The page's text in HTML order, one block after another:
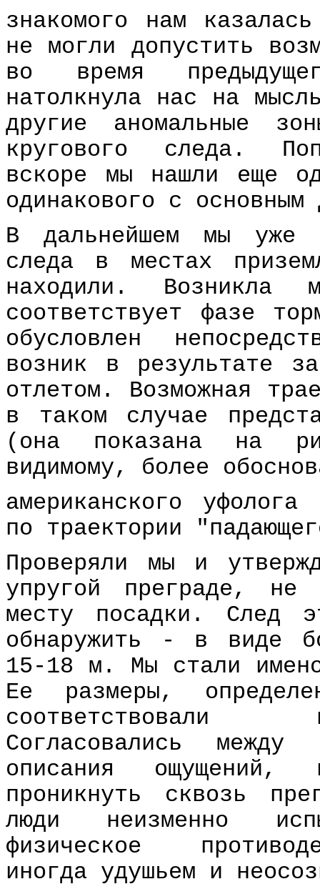
знакомого нам
не могли допустить
во время
натолкнула нас на
другие аномальные
кругового следа.
вскоре мы нашли еще
одинакового с основным
В дальнейшем мы уже
следа в местах
находили.
соответствует фазе
обусловлен
возник в результате
отлетом. Возможная
в таком случае
(она показана на
видимому, более
американского
по траектории
Проверяли мы и
упругой преграде, не
месту посадки. След
обнаружить - в виде
15-18 м. Мы стали
Ее размеры,
соответствовали
Согласовались
описания ощущений,
проникнуть сквозь
люди неизменно
физическое
иногда удушьем и